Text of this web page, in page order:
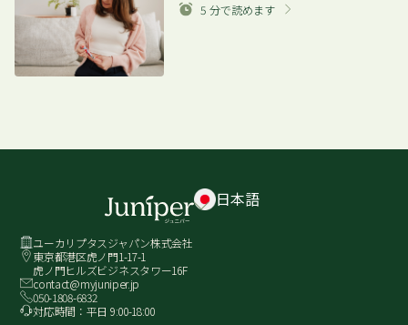
5 分で読めます
日本語
ユーカリプタスジャパン株式会社
東京都港区虎ノ門1-17-1
虎ノ門ヒルズビジネスタワー16F
contact@myjuniper.jp
050-1808-6832
対応時間：平日 9:00-18:00